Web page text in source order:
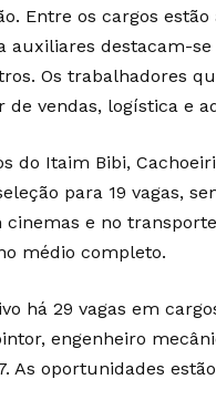
Entre os cargos
destacam-
Os trabalhadores
vendas, logística e
do Itaim Bibi,
para 19 vagas,
e no
médio completo.
há 29 vagas em
engenheiro
As oportunidades